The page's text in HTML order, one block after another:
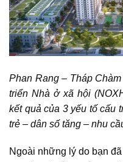
Phan Rang – Tháp Chàm
triển Nhà ở xã hội
kết quả của 3 yếu tố cấu
trẻ – dân số tăng – nhu
Ngoài những lý do bạn